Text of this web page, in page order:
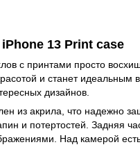
13 Print case
с принтами просто
и станет идеальным
дизайнов.
из акрила, что надежно
и потертостей. Задняя
Над камерой